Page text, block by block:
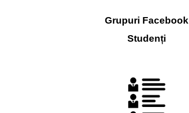
Grupuri Facebook
Studenți